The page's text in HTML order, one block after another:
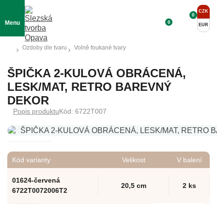
Menu 0
CZK
EUR
0
Ozdoby dle tvaru Volně foukané tvary
ŠPIČKA 2-KULOVÁ OBRÁCENÁ,
LESK/MAT, RETRO BAREVNÝ
DEKOR
Popis produktuKód: 6722T007
Kód varianty Velikost V balení
01624-červená
6722T0072006T2
20,5 cm 2 ks